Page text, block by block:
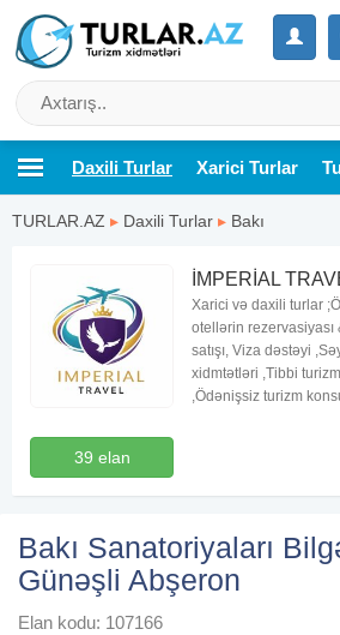
Daxili Turlar Xarici Turlar
TURLAR.AZ ▸ Daxili Turlar ▸ Bakı
39 elan
İMPERİAL
Xarici və daxili turlar
otellərin rezervasiyası
satışı, Viza dəstəyi
xidmtətləri ,Tibbi
,Ödənişsiz turizm
Bakı Sanatoriyaları
Günəşli Abşeron
Elan kodu: 107166